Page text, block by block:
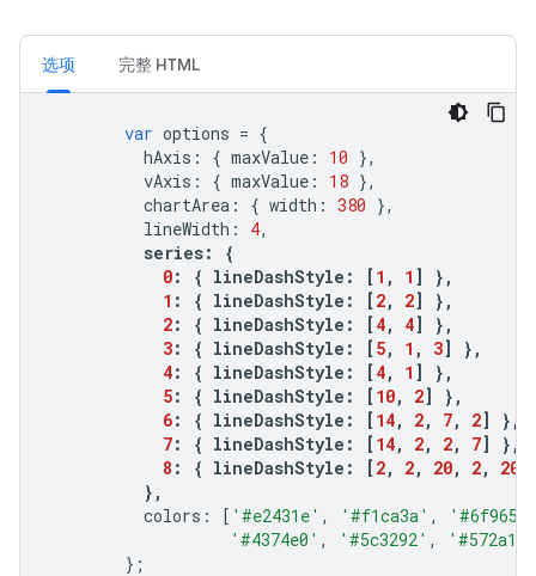
选项 完整 HTML
var options = {
hAxis : { maxValue : 10 },
vAxis : { maxValue : 18 },
chartArea : { width : 380 },
lineWidth : 4,
series:
{
0: { lineDashStyle : [ 1 , 1 ]
},
1 : { lineDashStyle : [ 2, 2]
},
2: { lineDashStyle : [ 4, 4]
},
3: { lineDashStyle : [ 5, 1 , 3]
},
4: { lineDashStyle : [ 4, 1 ]
},
5: { lineDashStyle : [ 10, 2]
},
6: { lineDashStyle : [ 14, 2, 7, 2]
},
7: { lineDashStyle : [ 14, 2, 2, 7]
},
8 : { lineDashStyle : [ 2, 2, 20, 2, 20
},
colors : [ '#e2431e' , '#f1ca3a' ,
'#4374e0' , '#5c3292' ,
'#572a1a'
};